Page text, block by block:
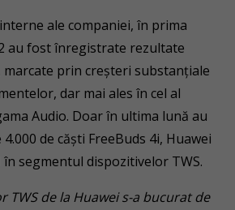
ale companiei, în prima
au fost înregistrate rezultate
prin creșteri substanțiale
dar mai ales în cel al
Audio. Doar în ultima lună au
de căști FreeBuds 4i, Huawei
segmentul dispozitivelor TWS.
TWS de la Huawei s-a bucurat de